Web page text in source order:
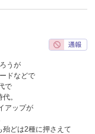
うが
ドなどで
で
。
アップが
殆どは2種に押さえて